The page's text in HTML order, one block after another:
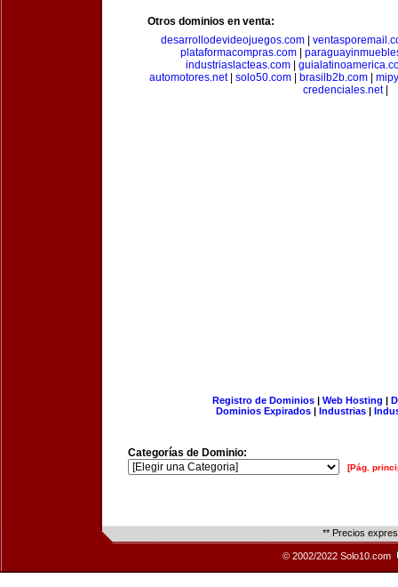
Otros dominios en venta:
desarrollodevideojuegos.com
plataformacompras.com
industriaslacteas.com
automotores.net| solo50.com brasilb2b.com
credenciales.net|
Registro de Dominios| Web Hosting |
Dominios Expirados | Industrias |
Categorías de Dominio:
[Pág.
** Precios
© 2002/2022 Solo10.com